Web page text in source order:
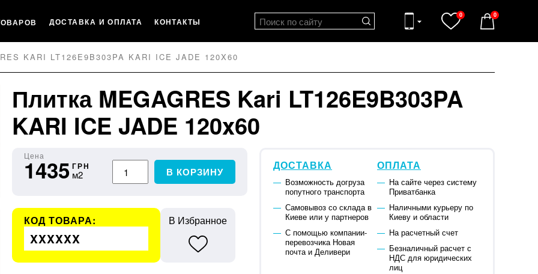
ДОСТАВКА И ОПЛАТА КОНТАКТЫ
0 0
KARI LT126E9B303PA KARI ICE JADE 120X60
Плитка MEGAGRES Kari LT126E9B303PA
KARI ICE JADE 120x60
Цена
1435 ГРН
м2 В КОРЗИНУ
КОД ТОВАРА:
XXXXXX
В Избранное
ДОСТАВКА
Возможность догруза
попутного транспорта
Самовывоз со склада в
Киеве или у партнеров
С помощью компании-
перевозчика Новая
почта и Деливери
ОПЛАТА
На сайте через систему
Приватбанка
Наличными курьеру по
Киеву и области
На расчетный счет
Безналичный расчет с
НДС для юридических
лиц